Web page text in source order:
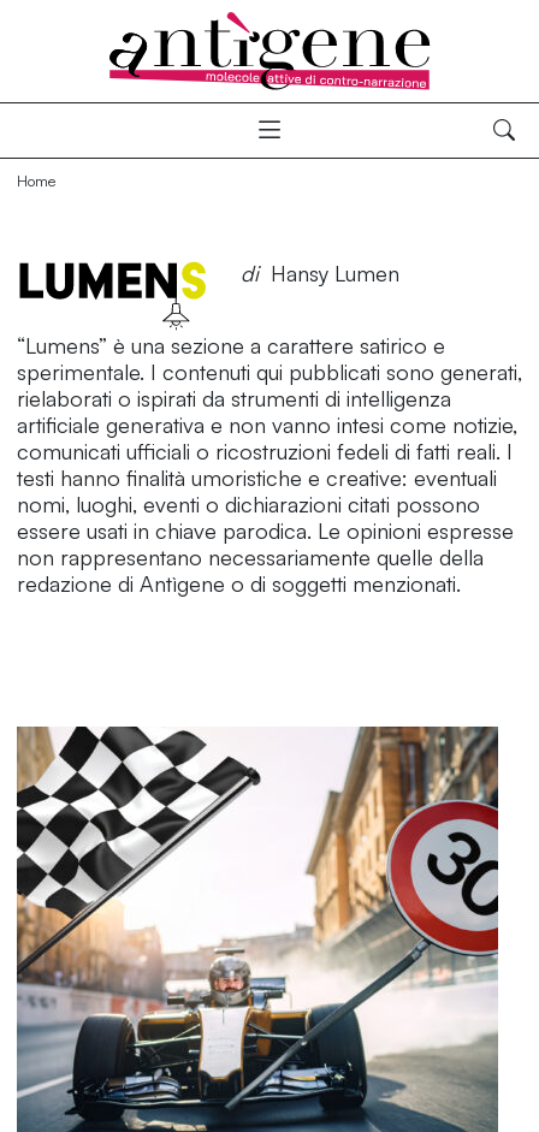
Home
di Hansy Lumen
“Lumens” è una sezione a carattere satirico e
sperimentale. I contenuti qui pubblicati sono generati,
rielaborati o ispirati da strumenti di intelligenza
artificiale generativa e non vanno intesi come notizie,
comunicati ufficiali o ricostruzioni fedeli di fatti reali. I
testi hanno finalità umoristiche e creative: eventuali
nomi, luoghi, eventi o dichiarazioni citati possono
essere usati in chiave parodica. Le opinioni espresse
non rappresentano necessariamente quelle della
redazione di Antìgene o di soggetti menzionati.